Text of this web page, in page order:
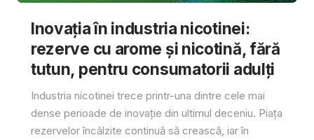
Inovația în industria nicotinei:
rezerve cu arome și nicotină, fără
tutun, pentru consumatorii adulți
Industria nicotinei trece printr-una dintre cele mai
dense perioade de inovație din ultimul deceniu. Piața
rezervelor încălzite continuă să crească, iar în